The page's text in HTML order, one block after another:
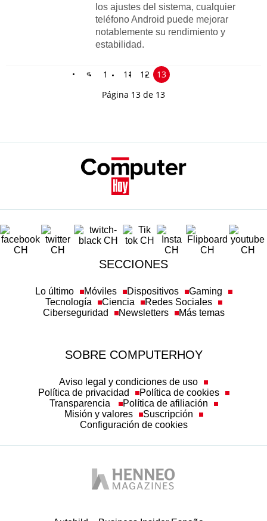
los ajustes del sistema, cualquier
teléfono Android puede mejorar
notablemente su rendimiento y
estabilidad.
« 1 11 12
13
Página 13 de 13
SECCIONES
Lo último Móviles Dispositivos
Gaming
Tecnología
Ciencia
Redes Sociales
Ciberseguridad
Newsletters Más temas
SOBRE COMPUTERHOY
Aviso legal y condiciones de uso
Política de privacidad
Política de cookies
Transparencia
Política de afiliación
Misión y valores
Suscripción
Configuración de cookies